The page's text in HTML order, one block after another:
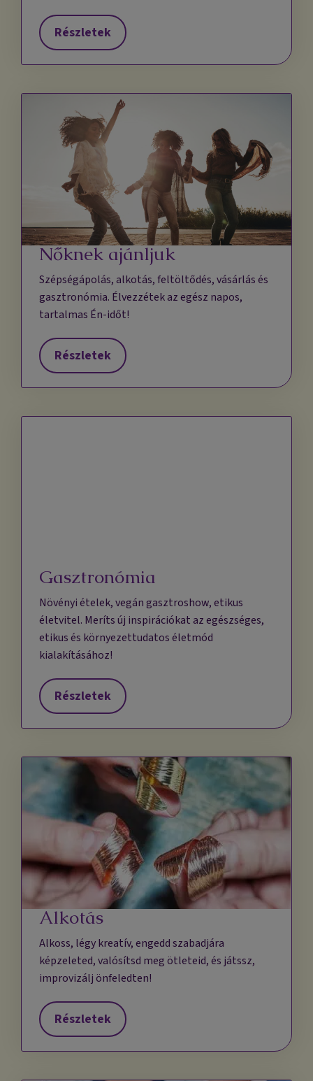
Részletek
Nőknek ajánljuk
Szépségápolás, alkotás, feltöltődés, vásárlás és
gasztronómia. Élvezzétek az egész napos,
tartalmas Én-időt!
Részletek
Gasztronómia
Növényi ételek, vegán gasztroshow, etikus
életvitel. Meríts új inspirációkat az egészséges,
etikus és környezettudatos életmód
kialakításához!
Részletek
Alkotás
Alkoss, légy kreatív, engedd szabadjára
képzeleted, valósítsd meg ötleteid, és játssz,
improvizálj önfeledten!
Részletek